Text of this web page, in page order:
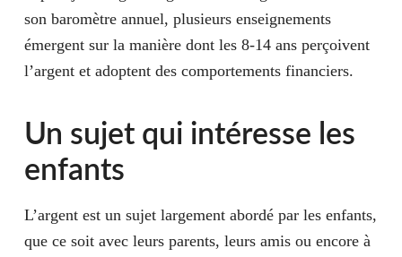
son baromètre annuel, plusieurs enseignements
émergent sur la manière dont les 8-14 ans perçoivent
l’argent et adoptent des comportements financiers.
Un sujet qui intéresse les
enfants
L’argent est un sujet largement abordé par les enfants,
que ce soit avec leurs parents, leurs amis ou encore à